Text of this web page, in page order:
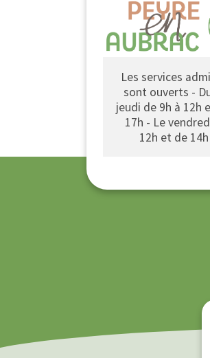
Les services
sont ouverts -
jeudi de 9h à 12h
17h - Le
12h et de